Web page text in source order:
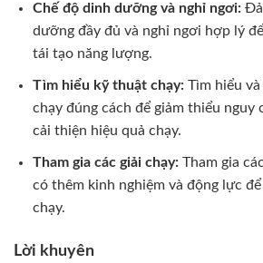
Chế độ dinh dưỡng và nghỉ ngơi:
dưỡng đầy đủ và nghỉ ngơi hợp lý
tái tạo năng lượng.
Tìm hiểu kỹ thuật chạy: Tìm hiểu
chạy đúng cách để giảm thiểu nguy
cải thiện hiệu quả chạy.
Tham gia các giải chạy: Tham gia
có thêm kinh nghiệm và động lực
chạy.
Lời khuyên